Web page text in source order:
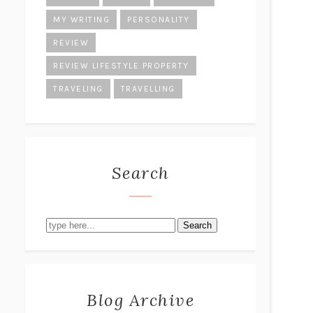
MY WRITING PERSONALITY
REVIEW
REVIEW LIFESTYLE PROPERTY
TRAVELING TRAVELLING
Search
Search
Blog Archive